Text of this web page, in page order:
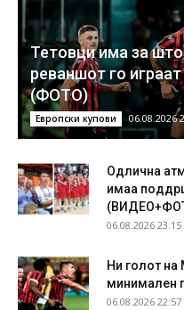
Тетовци има за
реваншот го
(ФОТО)
Европски купови 06.08.2026
Одлична
имаа
06.08.2026 23:15
Ни голот
минимален
06.08.2026 22:57